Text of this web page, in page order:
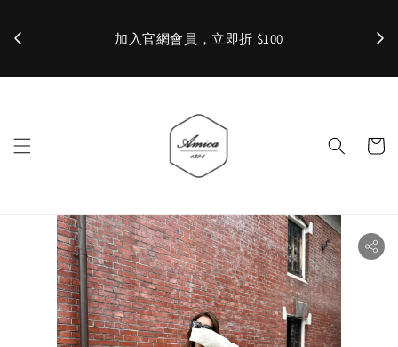
加入官網會員，立即折 $100 ✨